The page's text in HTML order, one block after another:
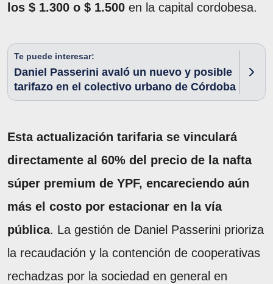
los $ 1.300 o $ 1.500 en la capital cordobesa.
Te puede interesar:
Daniel Passerini avaló un nuevo y posible
tarifazo en el colectivo urbano de Córdoba
Esta actualización tarifaria se vinculará
directamente al 60% del precio de la nafta
súper premium de YPF, encareciendo aún
más el costo por estacionar en la vía
pública. La gestión de Daniel Passerini prioriza
la recaudación y la contención de cooperativas
rechadzas por la sociedad en general en